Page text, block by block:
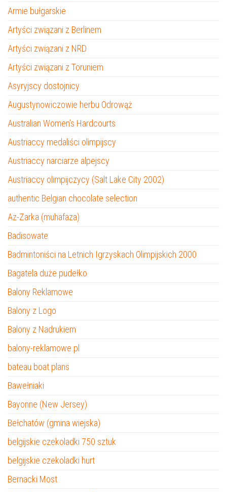
Armie bułgarskie
Artyści związani z Berlinem
Artyści związani z NRD
Artyści związani z Toruniem
Asyryjscy dostojnicy
Augustynowiczowie herbu Odrowąż
Australian Women’s Hardcourts
Austriaccy medaliści olimpijscy
Austriaccy narciarze alpejscy
Austriaccy olimpijczycy (Salt Lake City 2002)
authentic Belgian chocolate selection
Az-Zarka (muhafaza)
Badisowate
Badmintoniści na Letnich Igrzyskach Olimpijskich 2000
Bagatela duże pudełko
Balony Reklamowe
Balony z Logo
Balony z Nadrukiem
balony-reklamowe.pl
bateau boat plans
Bawełniaki
Bayonne (New Jersey)
Bełchatów (gmina wiejska)
belgijskie czekoladki 750 sztuk
belgijskie czekoladki hurt
Bernacki Most